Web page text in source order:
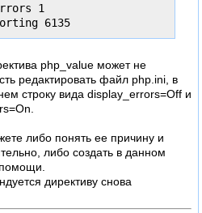
1
6135
php_value может не
редактировать файл php.ini, в
строку вида display_errors=Off и
либо понять ее причину и
либо создать в данном
директиву снова